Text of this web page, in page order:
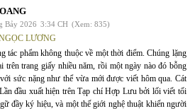
Bảy 2026 3:34 CH (Xem: 835)
LƯƠNG
tác phẩm không thuộc về một thời điểm. Chúng lặng
trên trang giấy nhiều năm, rồi một ngày nào đó bỗng
sức nặng như thể vừa mới được viết hôm qua. Cát
đầu xuất hiện trên Tạp chí Hợp Lưu bởi lối viết tối
đầy ký hiệu, và một thế giới nghệ thuật khiến người